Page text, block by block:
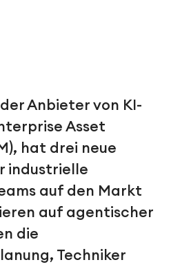
Anbieter von KI-
Asset
hat drei neue
industrielle
auf den Markt
auf agentischer
die
Techniker